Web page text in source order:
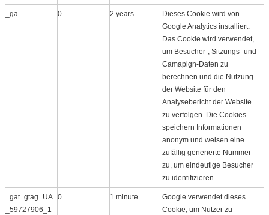
_ga 0 2 years
Dieses Cookie wird von
Google Analytics installiert.
Das Cookie wird verwendet,
um Besucher-, Sitzungs- und
Camapign-Daten zu
berechnen und die Nutzung
der Website für den
Analysebericht der Website
zu verfolgen. Die Cookies
speichern Informationen
anonym und weisen eine
zufällig generierte Nummer
zu, um eindeutige Besucher
zu identifizieren.
_gat_gtag_UA
_59727906_1
0 1 minute
Google verwendet dieses
Cookie, um Nutzer zu